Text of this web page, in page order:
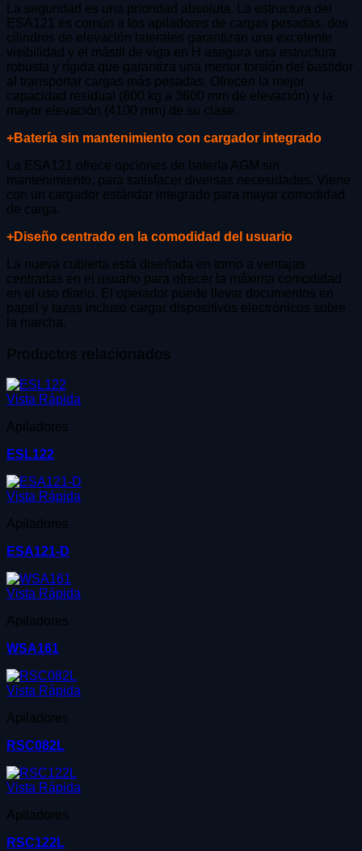
La seguridad es una prioridad absoluta. La estructura del
ESA121 es común a los apiladores de cargas pesadas: dos
cilindros de elevación laterales garantizan una excelente
visibilidad y el mástil de viga en H asegura una estructura
robusta y rígida que garantiza una menor torsión del bastidor
al transportar cargas más pesadas. Ofrecen la mejor
capacidad residual (800 kg a 3600 mm de elevación) y la
mayor elevación (4100 mm) de su clase.
+Batería sin mantenimiento con cargador integrado
La ESA121 ofrece opciones de batería AGM sin
mantenimiento, para satisfacer diversas necesidades. Viene
con un cargador estándar integrado para mayor comodidad
de carga.
+Diseño centrado en la comodidad del usuario
La nueva cubierta está diseñada en torno a ventajas
centradas en el usuario para ofrecer la máxima comodidad
en el uso diario. El operador puede llevar documentos en
papel y tazas incluso cargar dispositivos electrónicos sobre
la marcha.
Productos relacionados
Vista Rápida
Apiladores
ESL122
Vista Rápida
Apiladores
ESA121-D
Vista Rápida
Apiladores
WSA161
Vista Rápida
Apiladores
RSC082L
Vista Rápida
Apiladores
RSC122L